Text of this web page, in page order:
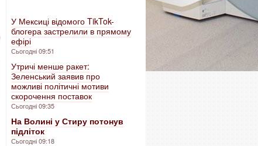
У Мексиці відомого TikTok-
блогера застрелили в прямому
ефірі
Сьогодні 09:51
Утричі менше ракет:
Зеленський заявив про
можливі політичні мотиви
скорочення поставок
Сьогодні 09:35
На Волині у Стиру потонув
підліток
Сьогодні 09:18